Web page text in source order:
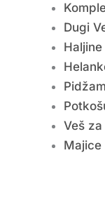
Dugi
Veš
Majice